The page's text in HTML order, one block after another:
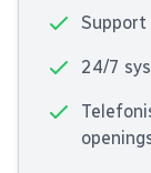
Support
24/7